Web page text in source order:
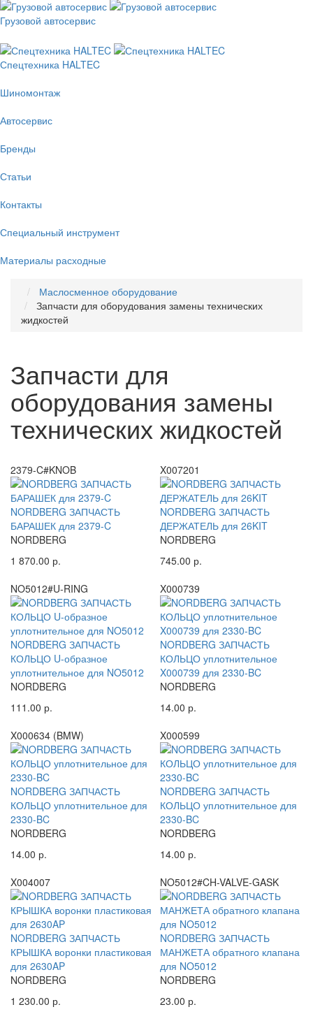
Грузовой автосервис
Спецтехника HALTEC
Шиномонтаж
Автосервис
Бренды
Статьи
Контакты
Специальный инструмент
Материалы расходные
Маслосменное оборудование
Запчасти для оборудования замены технических
жидкостей
Запчасти для
оборудования замены
технических жидкостей
2379-C#KNOB
NORDBERG ЗАПЧАСТЬ
БАРАШЕК для 2379-C
NORDBERG
1 870.00 р.
X007201
NORDBERG ЗАПЧАСТЬ
ДЕРЖАТЕЛЬ для 26KIT
NORDBERG
745.00 р.
NO5012#U-RING
NORDBERG ЗАПЧАСТЬ
КОЛЬЦО U-образное
уплотнительное для NO5012
NORDBERG
111.00 р.
X000739
NORDBERG ЗАПЧАСТЬ
КОЛЬЦО уплотнительное
X000739 для 2330-BC
NORDBERG
14.00 р.
X000634 (BMW)
NORDBERG ЗАПЧАСТЬ
КОЛЬЦО уплотнительное для
2330-BC
NORDBERG
14.00 р.
X000599
NORDBERG ЗАПЧАСТЬ
КОЛЬЦО уплотнительное для
2330-BC
NORDBERG
14.00 р.
X004007
NORDBERG ЗАПЧАСТЬ
КРЫШКА воронки пластиковая
для 2630AP
NORDBERG
1 230.00 р.
NO5012#CH-VALVE-GASK
NORDBERG ЗАПЧАСТЬ
МАНЖЕТА обратного клапана
для NO5012
NORDBERG
23.00 р.